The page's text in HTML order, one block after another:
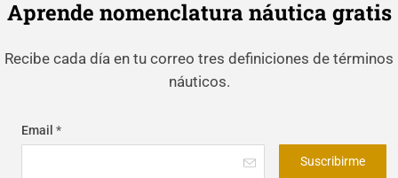
Aprende nomenclatura náutica gratis
Recibe cada día en tu correo tres definiciones de términos
náuticos.
Email *
Suscribirme